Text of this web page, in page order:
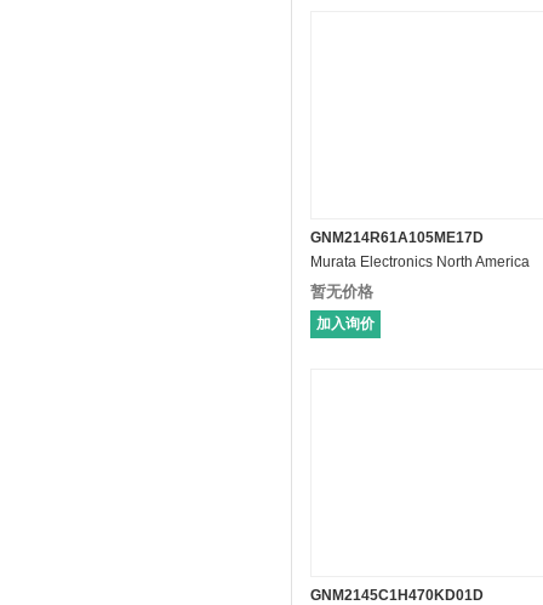
GNM214R61A105ME17D
Murata Electronics North America
暂无价格
加入询价
GNM2145C1H470KD01D